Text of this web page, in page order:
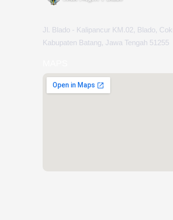
Jl. Blado - Kalipancur KM.02, Blado,
Kabupaten Batang, Jawa Tengah 51255